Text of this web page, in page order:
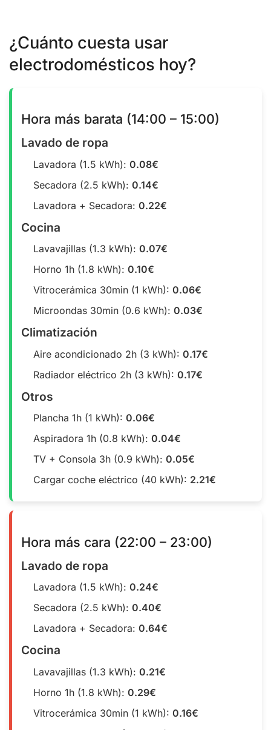
¿Cuánto cuesta usar
electrodomésticos hoy?
Hora más barata (14:00 – 15:00)
Lavado de ropa
Lavadora (1.5 kWh): 0.08€
Secadora (2.5 kWh): 0.14€
Lavadora + Secadora: 0.22€
Cocina
Lavavajillas (1.3 kWh): 0.07€
Horno 1h (1.8 kWh): 0.10€
Vitrocerámica 30min (1 kWh): 0.06€
Microondas 30min (0.6 kWh): 0.03€
Climatización
Aire acondicionado 2h (3 kWh): 0.17€
Radiador eléctrico 2h (3 kWh): 0.17€
Otros
Plancha 1h (1 kWh): 0.06€
Aspiradora 1h (0.8 kWh): 0.04€
TV + Consola 3h (0.9 kWh): 0.05€
Cargar coche eléctrico (40 kWh): 2.21€
Hora más cara (22:00 – 23:00)
Lavado de ropa
Lavadora (1.5 kWh): 0.24€
Secadora (2.5 kWh): 0.40€
Lavadora + Secadora: 0.64€
Cocina
Lavavajillas (1.3 kWh): 0.21€
Horno 1h (1.8 kWh): 0.29€
Vitrocerámica 30min (1 kWh): 0.16€